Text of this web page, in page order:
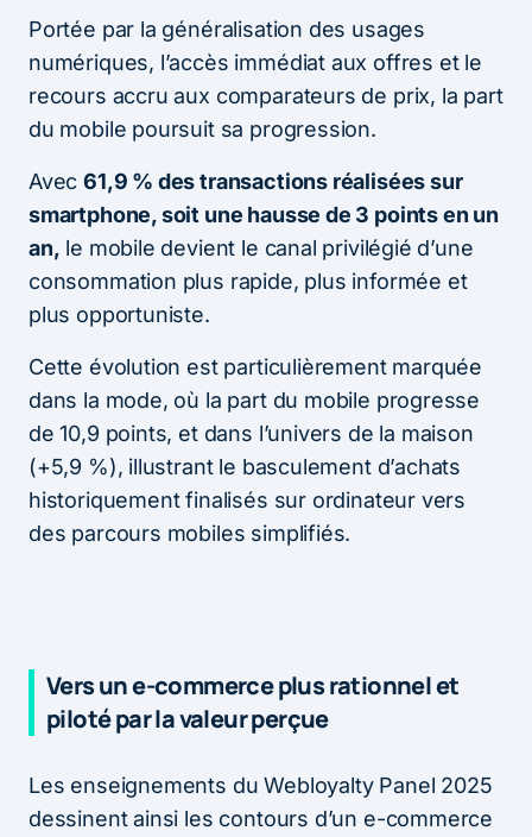
Portée par la généralisation des usages
numériques, l’accès immédiat aux offres et le
recours accru aux comparateurs de prix, la part
du mobile poursuit sa progression.
Avec61,9 % des transactions réalisées sur
smartphone, soit une hausse de 3 points en un
an, le mobile devient le canal privilégié d’une
consommation plus rapide, plus informée et
plus opportuniste.
Cette évolution est particulièrement marquée
dans la mode, où la part du mobile progresse
de 10,9 points, et dans l’univers de la maison
(+5,9 %), illustrant le basculement d’achats
historiquement finalisés sur ordinateur vers
des parcours mobiles simplifiés.
Vers un e-commerce plus rationnel et
piloté par la valeur perçue
Les enseignements du Webloyalty Panel 2025
dessinent ainsi les contours d’un e-commerce